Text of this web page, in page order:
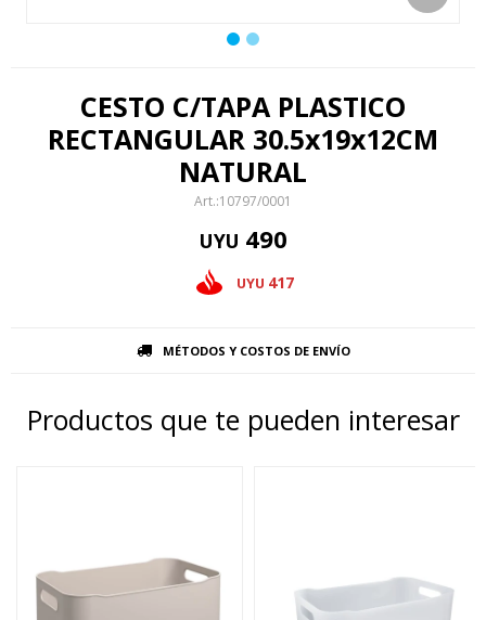
CESTO C/TAPA PLASTICO
RECTANGULAR 30.5x19x12CM
NATURAL
10797/0001
UYU 490
UYU 417
MÉTODOS Y COSTOS DE ENVÍO
Productos que te pueden interesar